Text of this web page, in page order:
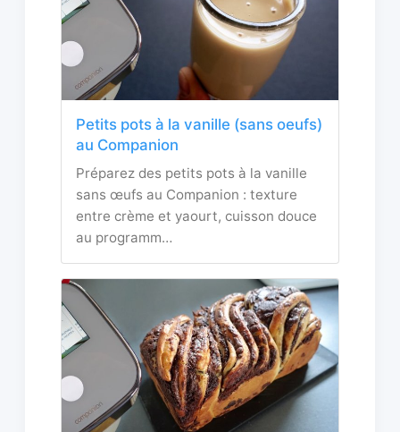
Petits pots à la vanille (sans oeufs)
au Companion
Préparez des petits pots à la vanille
sans œufs au Companion : texture
entre crème et yaourt, cuisson douce
au programm…